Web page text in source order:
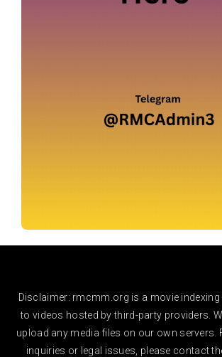
Disclaimer: rmcmm.org is a movie indexing
to videos hosted by third-party providers.
upload any media files on our own servers.
inquiries or legal issues, please contact